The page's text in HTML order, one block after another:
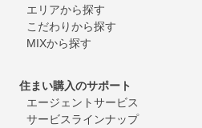
エリアから探す
こだわりから探す
MIXから探す
住まい購入のサポート
エージェントサービス
サービスラインナップ